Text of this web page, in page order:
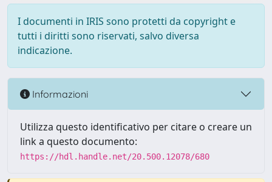
I documenti in IRIS sono protetti da copyright e
tutti i diritti sono riservati, salvo diversa
indicazione.
Informazioni
Utilizza questo identificativo per citare o creare un
link a questo documento:
https://hdl.handle.net/20.500.12078/680